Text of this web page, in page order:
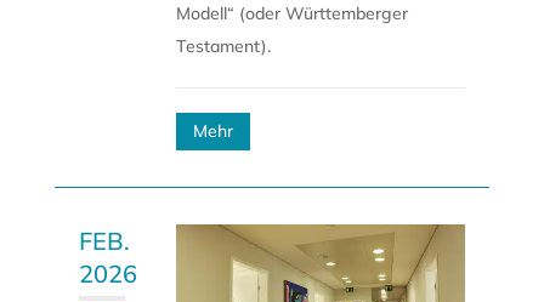
Modell“ (oder Württemberger
Testament).
Mehr
FEB.
2026